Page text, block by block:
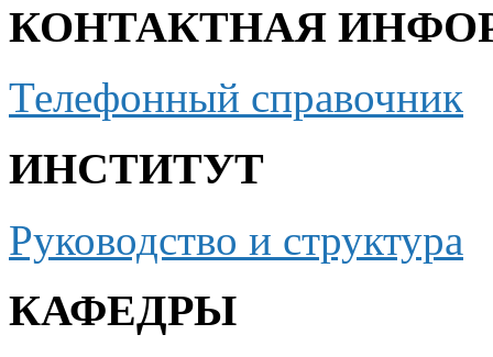
КОНТАКТНАЯ
Телефонный справочник
ИНСТИТУТ
Руководство и структура
КАФЕДРЫ